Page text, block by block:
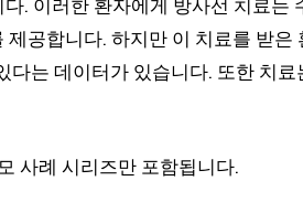
공합니다. 하지만 이 치료를 받은
는 데이터가 있습니다. 또한 치
사례 시리즈만 포함됩니다.